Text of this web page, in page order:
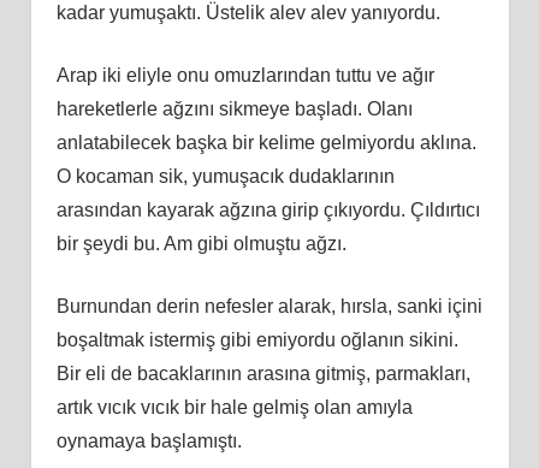
kadar yumuşaktı. Üstelik alev alev yanıyordu.
Arap iki eliyle onu omuzlarından tuttu ve ağır
hareketlerle ağzını sikmeye başladı. Olanı
anlatabilecek başka bir kelime gelmiyordu aklına.
O kocaman sik, yumuşacık dudaklarının
arasından kayarak ağzına girip çıkıyordu. Çıldırtıcı
bir şeydi bu. Am gibi olmuştu ağzı.
Burnundan derin nefesler alarak, hırsla, sanki içini
boşaltmak istermiş gibi emiyordu oğlanın sikini.
Bir eli de bacaklarının arasına gitmiş, parmakları,
artık vıcık vıcık bir hale gelmiş olan amıyla
oynamaya başlamıştı.